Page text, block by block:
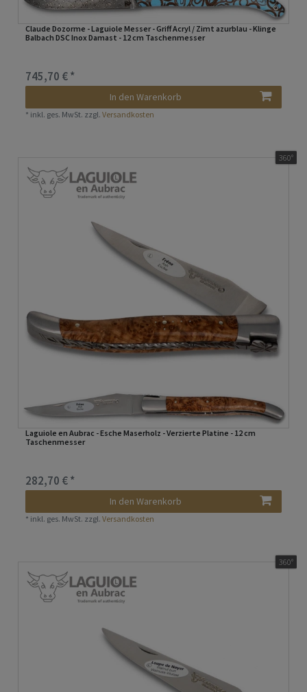
Claude Dozorme - Laguiole Messer - Griff Acryl / Zimt azurblau - Klinge
Balbach DSC Inox Damast - 12 cm Taschenmesser
745,70 € *
In den Warenkorb
* inkl. ges. MwSt. zzgl.Versandkosten
Laguiole en Aubrac - Esche Maserholz - Verzierte Platine - 12 cm
Taschenmesser
282,70 € *
360°
In den Warenkorb
* inkl. ges. MwSt. zzgl.Versandkosten
360°